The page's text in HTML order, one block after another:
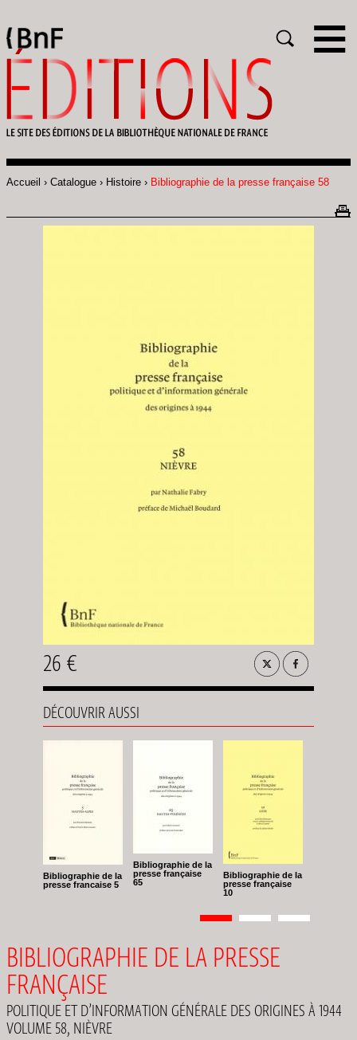
Accueil Catalogue Histoire Bibliographie de la presse française 58
26 €
DÉCOUVRIR AUSSI
Bibliographie de la
presse francaise 5
Bibliographie de la
presse française
65
Bibliographie de la
presse française
10
Pagination
Page
1 Page
2 Page
3
BIBLIOGRAPHIE DE LA PRESSE
FRANÇAISE
POLITIQUE ET D’INFORMATION GÉNÉRALE DES ORIGINES À 1944
VOLUME 58, NIÈVRE